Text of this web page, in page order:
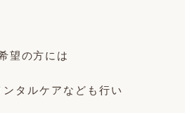
望の方には
タルケアなども行い